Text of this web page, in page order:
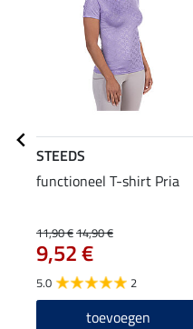
STEEDS
functioneel T-shirt Pria
11,90 €14,90 €
9,52 €
5.0 2
toevoegen